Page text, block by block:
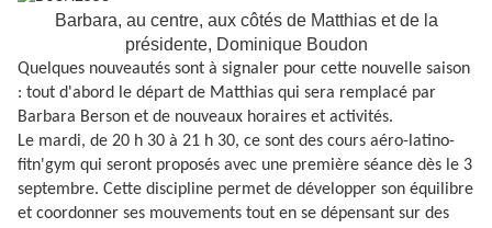
Barbara, au centre, aux côtés de Matthias et de la
présidente, Dominique Boudon
Quelques nouveautés sont à signaler pour cette nouvelle saison
: tout d'abord le départ de Matthias qui sera remplacé par
Barbara Berson et de nouveaux horaires et activités.
Le mardi, de 20 h 30 à 21 h 30, ce sont des cours aéro-latino-
fitn'gym qui seront proposés avec une première séance dès le 3
septembre. Cette discipline permet de développer son équilibre
et coordonner ses mouvements tout en se dépensant sur des